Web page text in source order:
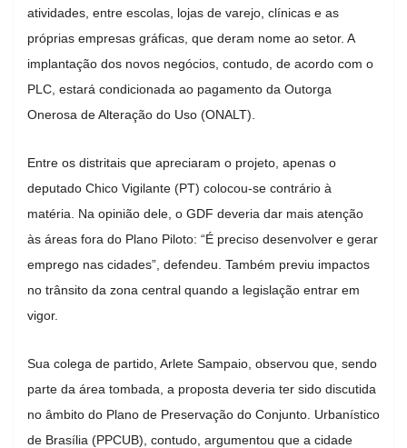
atividades, entre escolas, lojas de varejo, clínicas e as
próprias empresas gráficas, que deram nome ao setor. A
implantação dos novos negócios, contudo, de acordo com o
PLC, estará condicionada ao pagamento da Outorga
Onerosa de Alteração do Uso (ONALT).
Entre os distritais que apreciaram o projeto, apenas o
deputado Chico Vigilante (PT) colocou-se contrário à
matéria. Na opinião dele, o GDF deveria dar mais atenção
às áreas fora do Plano Piloto: “É preciso desenvolver e gerar
emprego nas cidades”, defendeu. Também previu impactos
no trânsito da zona central quando a legislação entrar em
vigor.
Sua colega de partido, Arlete Sampaio, observou que, sendo
parte da área tombada, a proposta deveria ter sido discutida
no âmbito do Plano de Preservação do Conjunto. Urbanístico
de Brasília (PPCUB), contudo, argumentou que a cidade